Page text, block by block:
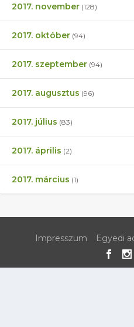
2017. november (128)
2017. október (94)
2017. szeptember (94)
2017. augusztus (96)
2017. július (83)
2017. április (2)
2017. március (1)
Impresszum Egyedi